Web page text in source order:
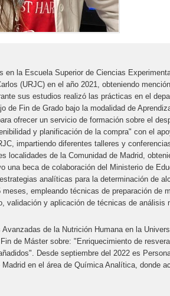
en la Escuela Superior de Ciencias
(URJC) en el año 2021, obteniendo
sus estudios realizó las prácticas en el
de Fin de Grado bajo la modalidad de
ofrecer un servicio de formación sobre el
y planificación de la compra" con el
impartiendo diferentes talleres y
localidades de la Comunidad de Madrid,
una beca de colaboración del Ministerio de
analíticas para la determinación de
empleando técnicas de preparación de
y aplicación de técnicas de análisis
de la Nutrición Humana en la
de Máster sobre: "Enriquecimiento de
Desde septiembre del 2022 es
en el área de Química Analítica, donde